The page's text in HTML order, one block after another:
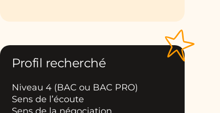
Profil recherché
Niveau 4 (BAC ou BAC PRO)
Sens de l’écoute
Sens de la négociation